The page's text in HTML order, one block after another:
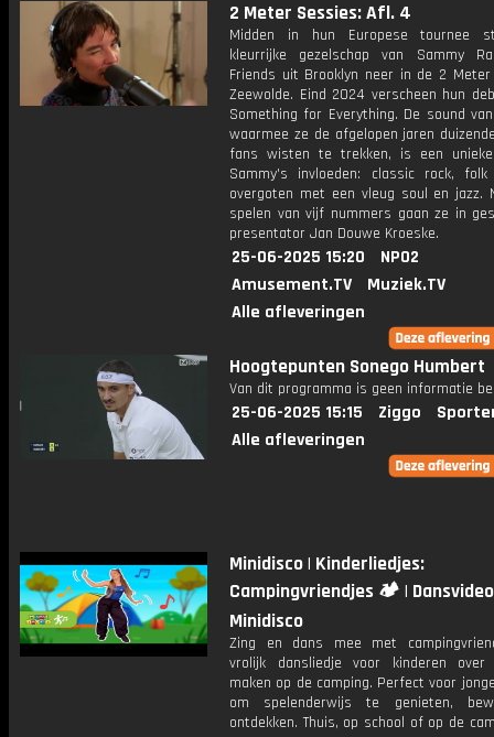
2 Meter Sessies: Afl. 4
Midden in hun Europese tournee
kleurrijke gezelschap van Sammy
Friends uit Brooklyn neer in de 2
Zeewolde. Eind 2024 verscheen hun
Something for Everything. De sound
waarmee ze de afgelopen jaren
fans wisten te trekken, is een
Sammy's invloeden: classic rock,
overgoten met een vleug soul en jazz.
spelen van vijf nummers gaan ze in
presentator Jan Douwe Kroeske.
25-06-2025 15:20
NPO2
Amusement.TV
Muziek.TV
Alle afleveringen
Hoogtepunten Sonego Humbert
Van dit programma is geen informatie
25-06-2025 15:15 Ziggo
Alle afleveringen
Minidisco | Kinderliedjes:
Campingvriendjes 🏕️ |
Minidisco
Zing en dans mee met
vrolijk dansliedje voor kinderen over
maken op de camping. Perfect voor
om spelenderwijs te genieten,
ontdekken. Thuis, op school of op de